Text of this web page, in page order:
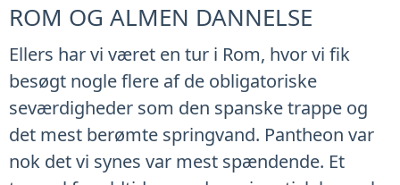
ROM OG ALMEN DANNELSE
Ellers har vi været en tur i Rom, hvor vi fik
besøgt nogle flere af de obligatoriske
seværdigheder som den spanske trappe og
det mest berømte springvand. Pantheon var
nok det vi synes var mest spændende. Et